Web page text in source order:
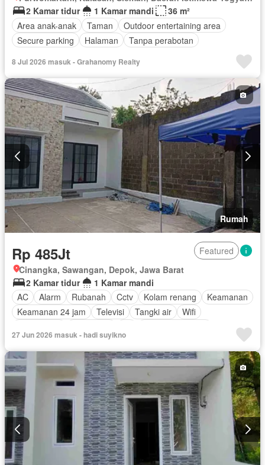
2 Kamar tidur
1 Kamar mandi
36 m²
Area anak-anak
Taman
Outdoor entertaining area
Secure parking
Halaman Tanpa perabotan
8 Jul 2026 masuk - Grahanomy Realty
Rumah
Rp 485Jt
Featured
Cinangka, Sawangan, Depok, Jawa Barat
2 Kamar tidur
1 Kamar mandi
AC
Alarm Rubanah Cctv Kolam renang
Keamanan
Keamanan 24 jam
Televisi Tangki air
Wifi
27 Jun 2026 masuk - hadi suyikno